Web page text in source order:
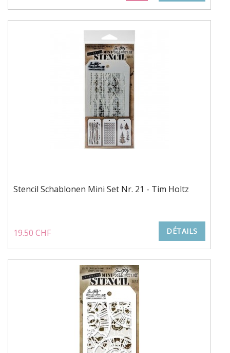
Stencil Schablonen Mini Set Nr. 21 - Tim Holtz
19.50 CHF DÉTAILS